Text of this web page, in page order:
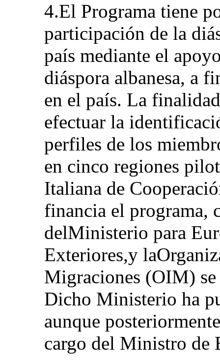
4.El Programa tiene
participación de la
país mediante el
diáspora albanesa, a
en el país. La
efectuar la
perfiles de los
en cinco regiones
Italiana de
financia el programa,
delMinisterio para
Exteriores,y
Migraciones (OIM) se
Dicho Ministerio ha
aunque
cargo del Ministro de